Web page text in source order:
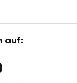
auf: